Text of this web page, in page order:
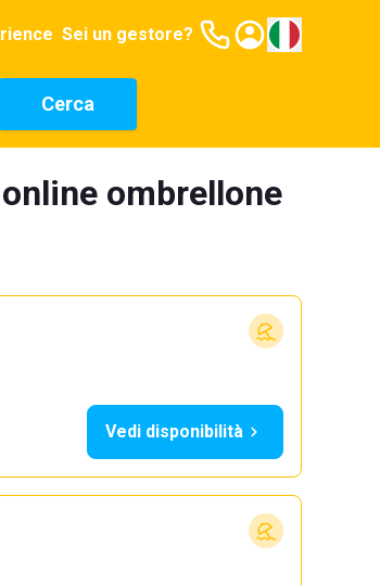
Sei un gestore?
Cerca
ombrellone
Vedi disponibilità